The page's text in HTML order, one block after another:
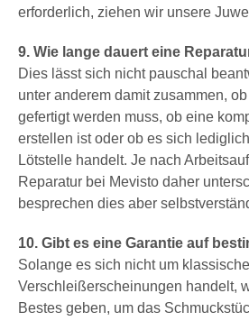
erforderlich, ziehen wir unsere
9. Wie lange dauert eine
Dies lässt sich nicht pauschal
unter anderem damit zusammen,
gefertigt werden muss, ob eine
erstellen ist oder ob es sich
Lötstelle handelt. Je nach
Reparatur bei Mevisto daher
besprechen dies aber
10. Gibt es eine Garantie auf
Solange es sich nicht um klassische
Verschleißerscheinungen handelt,
Bestes geben, um das